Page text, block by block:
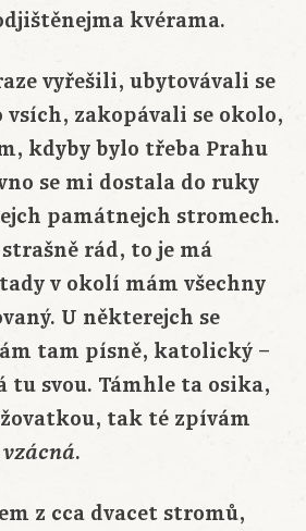
kvérama.
vyřešili, ubytovávali se
vsích, zakopávali se okolo,
kdyby bylo třeba Prahu
se mi dostala do ruky
památnejch stromech.
rád, to je má
v okolí mám všechny
U některejch se
tam písně, katolický –
tu svou. Támhle ta osika,
tak té zpívám
.
z cca dvacet stromů,